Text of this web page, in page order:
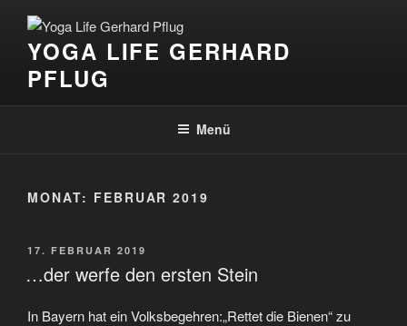
Inhalt
springenYOGA LIFE GERHARD
PFLUG
Menü
MONAT: FEBRUAR 2019
VERÖFFENTLICHT
17. FEBRUAR 2019
…der werfe den ersten Stein
In Bayern hat ein Volksbegehren:„Rettet die Bienen“ zu